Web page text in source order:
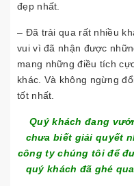
đẹp nhất.
– Đã trải qua rất nhiều
vui vì đã nhận được
mang những điều tích
khác. Và không ngừng
tốt nhất.
Quý khách đang
chưa biết giải quyết
công ty chúng tôi để
quý khách đã ghé